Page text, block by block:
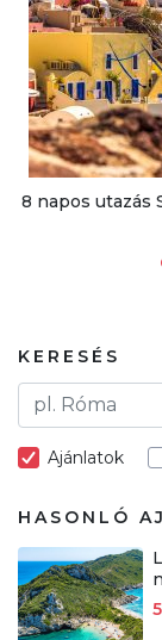
8 napos utazás
KERESÉS
Ajánlatok
HASONLÓ